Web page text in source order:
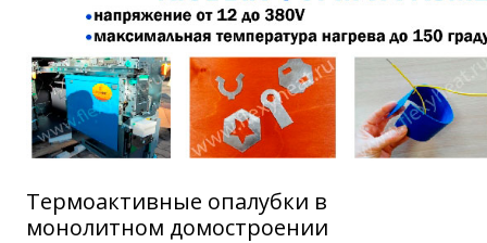
Термоактивные опалубки в
монолитном домостроении